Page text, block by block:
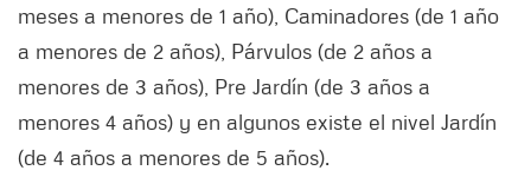
meses a menores de 1 año), Caminadores (de 1 año
a menores de 2 años), Párvulos (de 2 años a
menores de 3 años), Pre Jardín (de 3 años a
menores 4 años) y en algunos existe el nivel Jardín
(de 4 años a menores de 5 años).